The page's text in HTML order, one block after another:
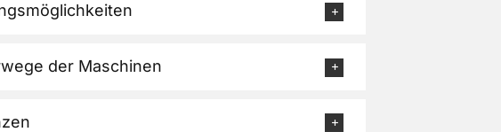
der Maschinen